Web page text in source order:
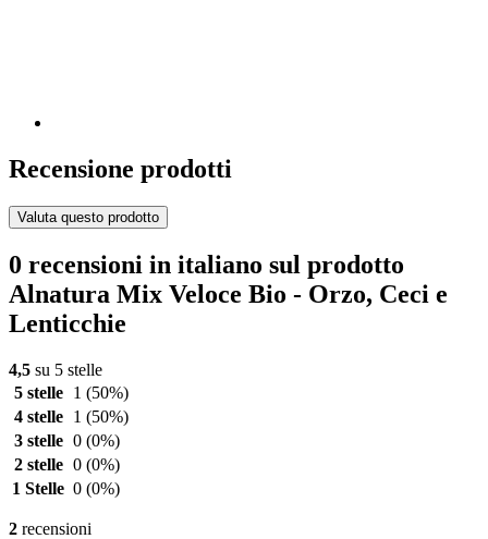
Recensione prodotti
Valuta questo prodotto
0 recensioni in italiano sul prodotto
Alnatura Mix Veloce Bio - Orzo, Ceci e
Lenticchie
4,5 su 5 stelle
5 stelle
1 (50%)
4 stelle
1 (50%)
3 stelle 0 (0%)
2 stelle 0 (0%)
1 Stelle 0 (0%)
2 recensioni